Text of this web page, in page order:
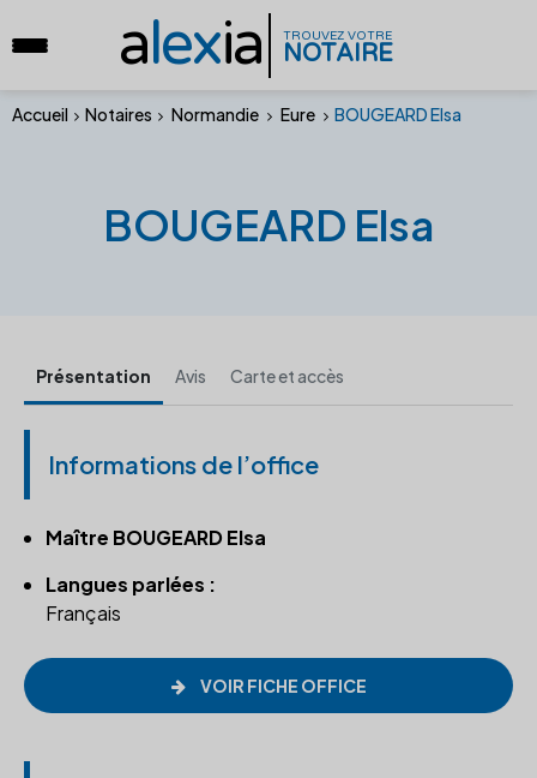
alexia TROUVEZ VOTRE
NOTAIRE
Accueil Notaires Normandie Eure BOUGEARD Elsa
BOUGEARD Elsa
Présentation Avis Carte et accès
Informations de l’office
Maître BOUGEARD Elsa
Langues parlées :
Français
VOIR FICHE OFFICE